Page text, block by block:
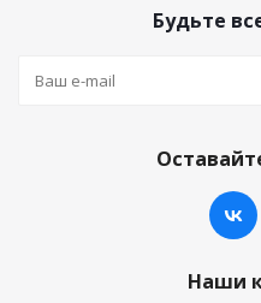
Будьте
Наши